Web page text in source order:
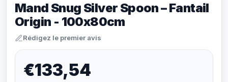
Mand Snug Silver Spoon – Fantail
Origin - 100x80cm
Rédigez le premier avis
€133,54